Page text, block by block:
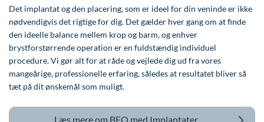
Det implantat og den placering, som er ideel for din veninde er ikke
nødvendigvis det rigtige for dig. Det gælder hver gang om at finde
den ideelle balance mellem krop og barm, og enhver
brystforstørrende operation er en fuldstændig individuel
procedure. Vi gør alt for at råde og vejlede dig ud fra vores
mangeårige, professionelle erfaring, således at resultatet bliver så
tæt på dit ønskemål som muligt.
Læs mere om BFO med Implantater